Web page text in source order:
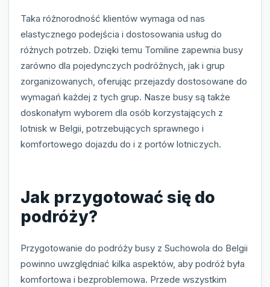
Taka różnorodność klientów wymaga od nas
elastycznego podejścia i dostosowania usług do
różnych potrzeb. Dzięki temu Tomiline zapewnia busy
zarówno dla pojedynczych podróżnych, jak i grup
zorganizowanych, oferując przejazdy dostosowane do
wymagań każdej z tych grup. Nasze busy są także
doskonałym wyborem dla osób korzystających z
lotnisk w Belgii, potrzebujących sprawnego i
komfortowego dojazdu do i z portów lotniczych.
Jak przygotować się do
podróży?
Przygotowanie do podróży busy z Suchowola do Belgii
powinno uwzględniać kilka aspektów, aby podróż była
komfortowa i bezproblemowa. Przede wszystkim